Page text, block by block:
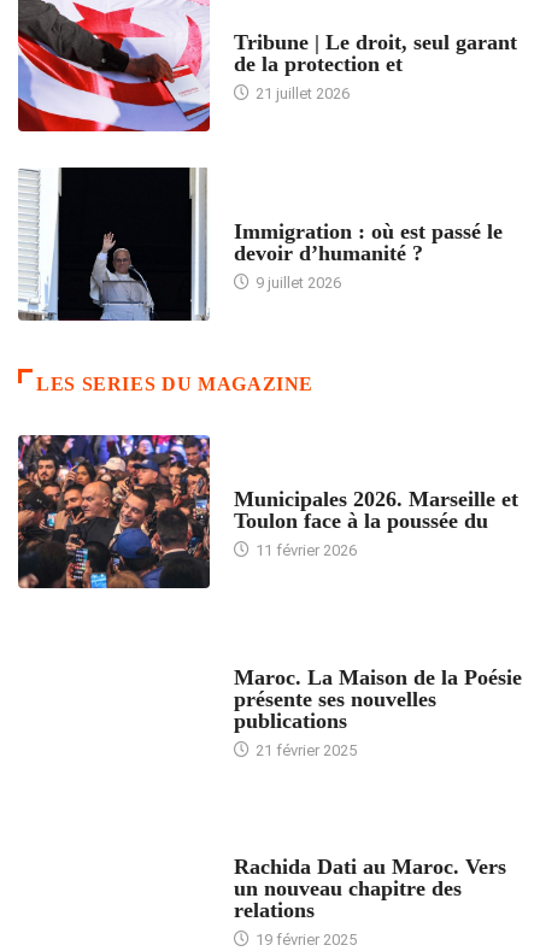
Tribune | Le droit, seul garant
de la protection et
21 juillet 2026
Immigration : où est passé le
devoir d’humanité ?
9 juillet 2026
LES SERIES DU MAGAZINE
Municipales 2026. Marseille et
Toulon face à la poussée du
11 février 2026
Maroc. La Maison de la Poésie
présente ses nouvelles
publications
21 février 2025
Rachida Dati au Maroc. Vers
un nouveau chapitre des
relations
19 février 2025